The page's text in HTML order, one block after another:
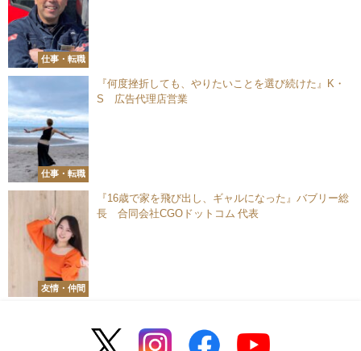
仕事・転職
仕事・転職
『何度挫折しても、やりたいことを選び続けた』K・
S 広告代理店営業
友情・仲間
『16歳で家を飛び出し、ギャルになった』バブリー総
長 合同会社CGOドットコム 代表